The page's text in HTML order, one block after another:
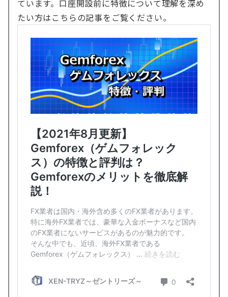
ています。口座開設前に特徴について理解を深め
たい方はこちらの記事をご覧ください。